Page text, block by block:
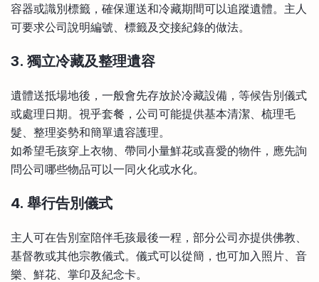
容器或識別標籤，確保運送和冷藏期間可以追蹤遺體。主人
可要求公司說明編號、標籤及交接紀錄的做法。
3. 獨立冷藏及整理遺容
遺體送抵場地後，一般會先存放於冷藏設備，等候告別儀式
或處理日期。視乎套餐，公司可能提供基本清潔、梳理毛
髮、整理姿勢和簡單遺容護理。
如希望毛孩穿上衣物、帶同小量鮮花或喜愛的物件，應先詢
問公司哪些物品可以一同火化或水化。
4. 舉行告別儀式
主人可在告別室陪伴毛孩最後一程，部分公司亦提供佛教、
基督教或其他宗教儀式。儀式可以從簡，也可加入照片、音
樂、鮮花、掌印及紀念卡。